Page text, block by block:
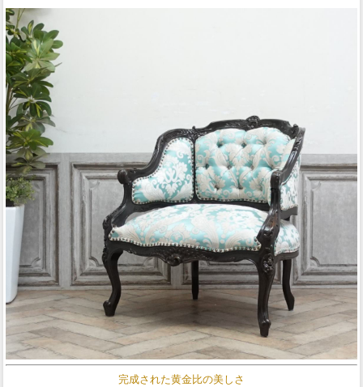
完成された黄金比の美しさ